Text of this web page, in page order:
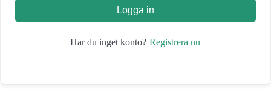
Logga in
Har du inget konto? Registrera nu